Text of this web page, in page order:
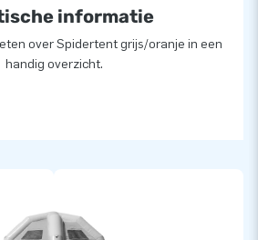
informatie
over Spidertent grijs/oranje in een
handig overzicht.